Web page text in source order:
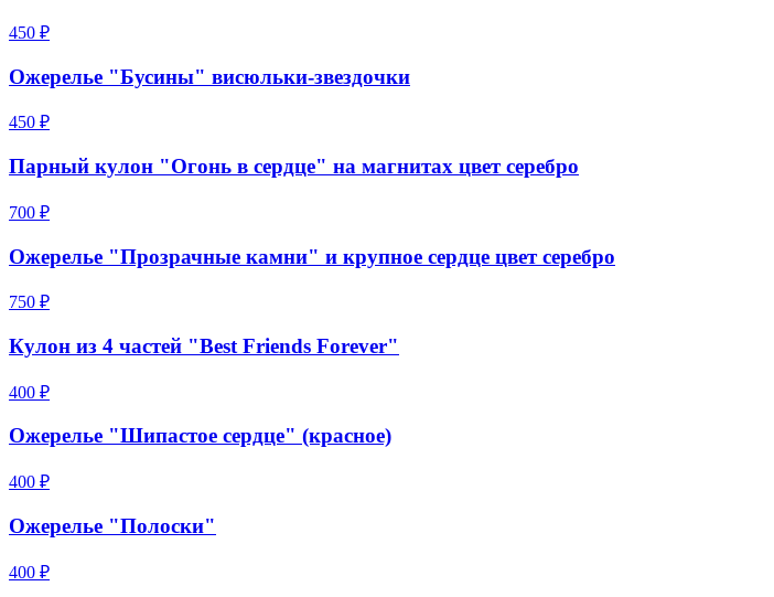
450 ₽
Ожерелье "Бусины" висюльки-звездочки
450 ₽
Парный кулон "Огонь в сердце" на магнитах цвет серебро
700 ₽
Ожерелье "Прозрачные камни" и крупное сердце цвет серебро
750 ₽
Кулон из 4 частей "Best Friends Forever"
400 ₽
Ожерелье "Шипастое сердце" (красное)
400 ₽
Ожерелье "Полоски"
400 ₽